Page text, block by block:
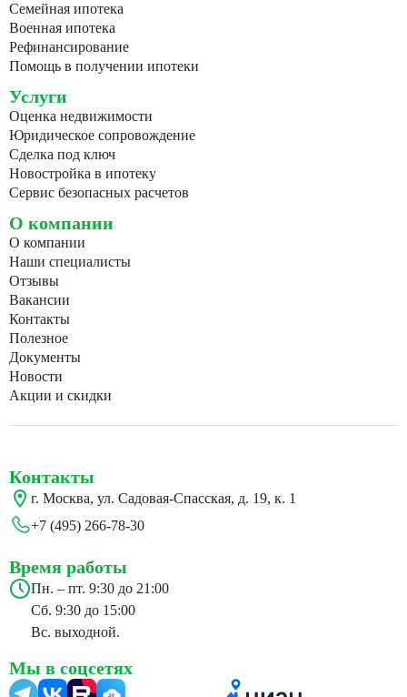
Семейная ипотека
Военная ипотека
Рефинансирование
Помощь в получении ипотеки
Услуги
Оценка недвижимости
Юридическое сопровождение
Сделка под ключ
Новостройка в ипотеку
Сервис безопасных расчетов
О компании
О компании
Наши специалисты
Отзывы
Вакансии
Контакты
Полезное
Документы
Новости
Акции и скидки
Контакты
г. Москва, ул. Садовая-Спасская, д. 19, к. 1
+7 (495) 266-78-30
Время работы
Пн. – пт. 9:30 до 21:00
Сб. 9:30 до 15:00
Вс. выходной.
Мы в соцсетях
24